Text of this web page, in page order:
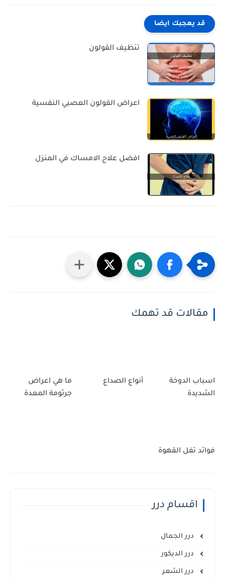
قد يعجبك ايضا
تنظيف القولون
اعراض القولون العصبي النفسية
افضل علاج الامساك في المنزل
مقالات قد تهمك
اسباب الدوخة
الشديدة
أنواع الصداع
ما هي اعراض
جرثومة المعدة
فوائد تفل القهوة
اقسام درر
درر الجمال
درر الديكور
درر الشعر